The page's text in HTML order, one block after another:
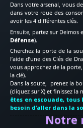
Dans votre arsenal, vous
dans votre roue des
avoir les 4 différentes clés.
Ensuite, partez sur Deimos
Défense).
Cherchez la porte de la
l’aide d’une des Clés de
vous approchez de la
la clé).
Dans la soute, prenez la
(cliquez sur X) et finissez
êtes en escouade,
besoin d’aller dans la
Notre